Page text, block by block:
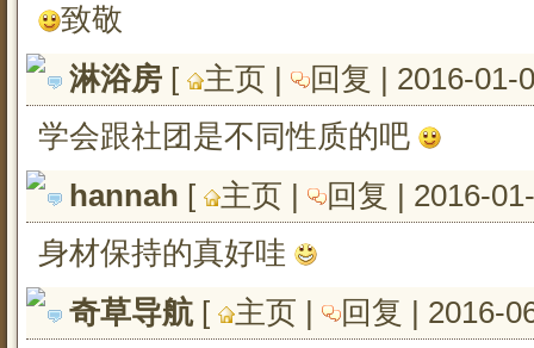
致敬
淋浴房 [ 主页 | 回复 | 2016-01-
学会跟社团是不同性质的吧
hannah [ 主页 | 回复 | 2016-
身材保持的真好哇
奇草导航[ 主页 | 回复 | 2016-